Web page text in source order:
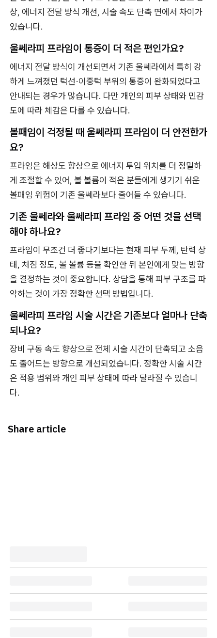
상, 에너지 전달 방식 개선, 시술 속도 단축 면에서 차이가
있습니다.
울쎄라피 프라임이 통증이 더 적은 편인가요?
에너지 전달 방식이 개선되면서 기존 울쎄라에서 특히 강
하게 느껴졌던 턱선·이중턱 부위의 통증이 완화되었다고
안내되는 경우가 많습니다. 다만 개인의 피부 상태와 민감
도에 따라 체감은 다를 수 있습니다.
볼패임이 걱정될 때 울쎄라피 프라임이 더 안전한가
요?
프라임은 해상도 향상으로 에너지 투입 위치를 더 정밀하
게 조절할 수 있어, 볼 볼륨이 적은 분들에게 생기기 쉬운
볼패임 위험이 기존 울쎄라보다 줄어들 수 있습니다.
기존 울쎄라와 울쎄라피 프라임 중 어떤 것을 선택
해야 하나요?
프라임이 무조건 더 좋다기보다는 현재 피부 두께, 탄력 상
태, 처짐 정도, 볼 볼륨 등을 확인한 뒤 본인에게 맞는 방향
을 결정하는 것이 중요합니다. 상담을 통해 피부 구조를 파
악하는 것이 가장 정확한 선택 방법입니다.
울쎄라피 프라임 시술 시간은 기존보다 얼마나 단축
되나요?
장비 구동 속도 향상으로 전체 시술 시간이 단축되고 소음
도 줄어드는 방향으로 개선되었습니다. 정확한 시술 시간
은 적용 범위와 개인 피부 상태에 따라 달라질 수 있습니
다.
Share article